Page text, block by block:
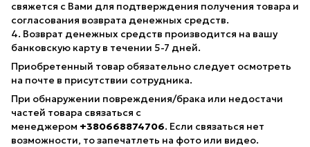
свяжется с Вами для подтверждения получения товара и
согласования возврата денежных средств.
4. Возврат денежных средств производится на вашу
банковскую карту в течении 5-7 дней.
Приобретенный товар обязательно следует осмотреть
на почте в присутствии сотрудника.
При обнаружении повреждения/брака или недостачи
частей товара связаться с
менеджером +380668874706. Если связаться нет
возможности, то запечатлеть на фото или видео.